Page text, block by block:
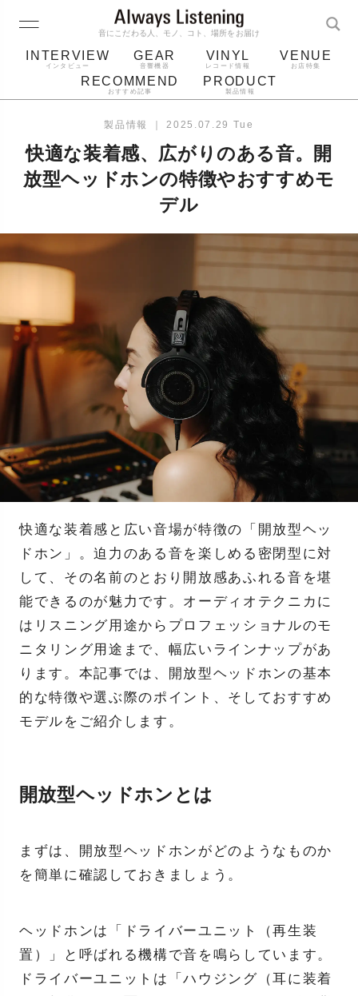
音にこだわる人、モノ、コト、場所をお届け
INTERVIEW
インタビュー
GEAR
音響機器
VINYL
レコード情報
VENUE
お店特集
RECOMMEND
おすすめ記事
PRODUCT
製品情報
ジャケット bluetooth アルバム
レコード針
製品情報 ｜ 2025.07.29 Tue
快適な装着感、広がりのある音。開
放型ヘッドホンの特徴やおすすめモ
デル
快適な装着感と広い音場が特徴の「開放型ヘッ
ドホン」。迫力のある音を楽しめる密閉型に対
して、その名前のとおり開放感あふれる音を堪
能できるのが魅力です。オーディオテクニカに
はリスニング用途からプロフェッショナルのモ
ニタリング用途まで、幅広いラインナップがあ
ります。本記事では、開放型ヘッドホンの基本
的な特徴や選ぶ際のポイント、そしておすすめ
モデルをご紹介します。
開放型ヘッドホンとは
まずは、開放型ヘッドホンがどのようなものか
を簡単に確認しておきましょう。
ヘッドホンは「ドライバーユニット（再生装
置）」と呼ばれる機構で音を鳴らしています。
ドライバーユニットは「ハウジング（耳に装着